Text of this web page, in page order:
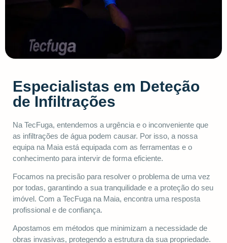
Especialistas em Deteção
de Infiltrações
Na TecFuga, entendemos a urgência e o inconveniente que
as infiltrações de água podem causar. Por isso, a nossa
equipa na Maia está equipada com as ferramentas e o
conhecimento para intervir de forma eficiente.
Focamos na precisão para resolver o problema de uma vez
por todas, garantindo a sua tranquilidade e a proteção do seu
imóvel. Com a TecFuga na Maia, encontra uma resposta
profissional e de confiança.
Apostamos em métodos que minimizam a necessidade de
obras invasivas, protegendo a estrutura da sua propriedade.